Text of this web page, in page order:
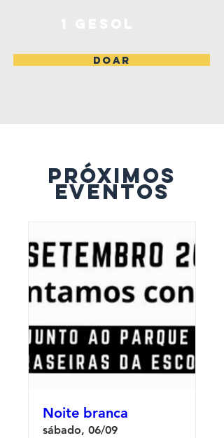
DOAR
PRÓXIMOS
eventos
Noite branca
sábado, 06/09